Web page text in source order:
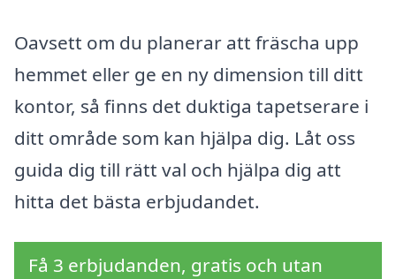
Oavsett om du planerar att fräscha upp
hemmet eller ge en ny dimension till ditt
kontor, så finns det duktiga tapetserare i
ditt område som kan hjälpa dig. Låt oss
guida dig till rätt val och hjälpa dig att
hitta det bästa erbjudandet.
Få 3 erbjudanden, gratis och utan